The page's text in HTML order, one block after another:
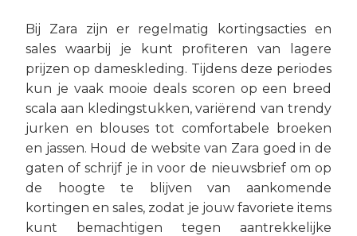
Bij Zara zijn er regelmatig kortingsacties en
sales waarbij je kunt profiteren van lagere
prijzen op dameskleding. Tijdens deze periodes
kun je vaak mooie deals scoren op een breed
scala aan kledingstukken, variërend van trendy
jurken en blouses tot comfortabele broeken
en jassen. Houd de website van Zara goed in de
gaten of schrijf je in voor de nieuwsbrief om op
de hoogte te blijven van aankomende
kortingen en sales, zodat je jouw favoriete items
kunt bemachtigen tegen aantrekkelijke